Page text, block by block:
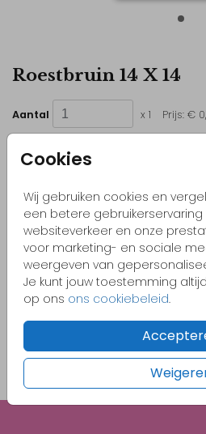
Cookies
Wij gebruiken cookies en
een betere
websiteverkeer en onze
voor marketing- en sociale
weergeven van
Je kunt jouw toestemming
op ons ons cookiebeleid.
Roestbruin 14 X 14
Aantal x 1 Prijs: €
Kleurrijke & vrolijke ontwerpen
Originele kaartjes
Pas zelf het kaartje aan naar
Bestel gemakkelijk een
roestbruin 14 x 14
Prijs:€ 0,45 per 1